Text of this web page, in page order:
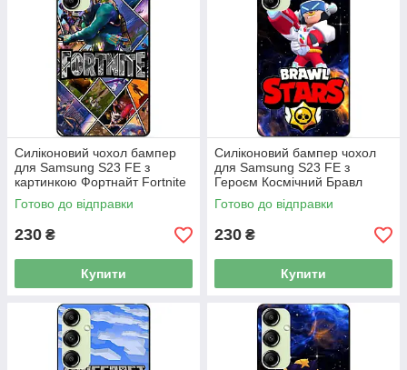
Силіконовий чохол бампер
для Samsung S23 FE з
картинкою Фортнайт Fortnite
Готово до відправки
230 ₴
Купити
Силіконовий бампер чохол
для Samsung S23 FE з
Героєм Космічний Бравл
Булл
Готово до відправки
230 ₴
Купити